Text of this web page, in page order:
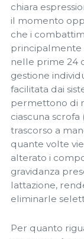
chiara
il momento
che i
principalmente
nelle prime 24
gestione
facilitata dai
permettono di
ciascuna
trascorso a
quante volte
alterato i
gravidanza
lattazione,
eliminarle
Per quanto